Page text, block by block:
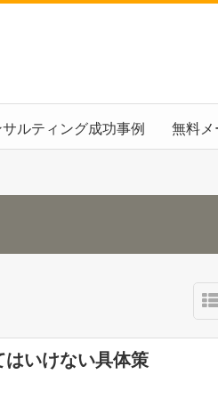
ルティング成功事例 無料メ
いけない具体策